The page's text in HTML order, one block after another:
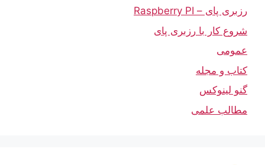
رزبری پای – Raspberry PI
شروع کار با رزبری پای
عمومی
کتاب و مجله
گنو لینوکس
مطالب علمی